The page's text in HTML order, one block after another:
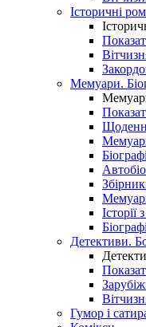
Історичні
Мемуари.
Детективи.
Гумор і